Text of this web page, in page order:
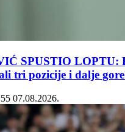
SPUSTIO LOPTU:
tri pozicije i dalje
07.08.2026.